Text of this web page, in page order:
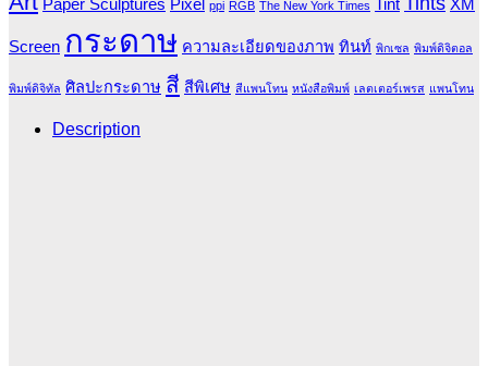
Paper Sculptures Pixel ppi RGB The New York Times Tint XM
Screen กระดาษ ความละเอียดของภาพ ทินท์ พิกเซล พิมพ์ดิจิตอล
พิมพ์ดิจิทัล ศิลปะกระดาษ สี สีพิเศษ สีแพนโทน หนังสือพิมพ์ เลตเตอร์เพรส แพนโทน
Description